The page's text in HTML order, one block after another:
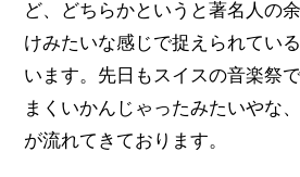
ど、どちらかというと著名人の
けみたいな感じで捉えられてい
います。先日もスイスの音楽祭
まくいかんじゃったみたいやな
が流れてきております。